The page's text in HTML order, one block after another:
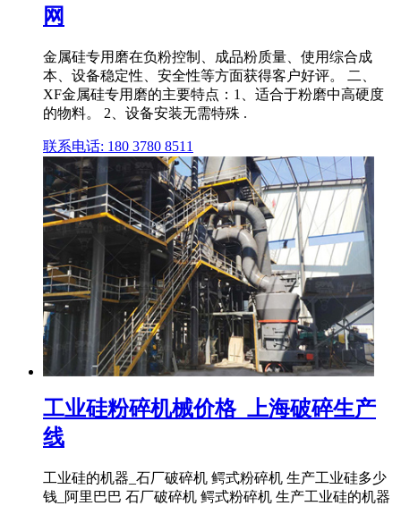
网
金属硅专用磨在负粉控制、成品粉质量、使用综合成
本、设备稳定性、安全性等方面获得客户好评。 二、
XF金属硅专用磨的主要特点：1、适合于粉磨中高硬度
的物料。 2、设备安装无需特殊 .
联系电话: 180 3780 8511
工业硅粉碎机械价格_上海破碎生产
线
工业硅的机器_石厂破碎机 鳄式粉碎机 生产工业硅多少
钱_阿里巴巴 石厂破碎机 鳄式粉碎机 生产工业硅的机器